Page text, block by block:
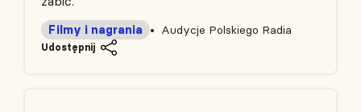
Audycje Polskiego Radia
Filmy i nagrania
Udostępnij